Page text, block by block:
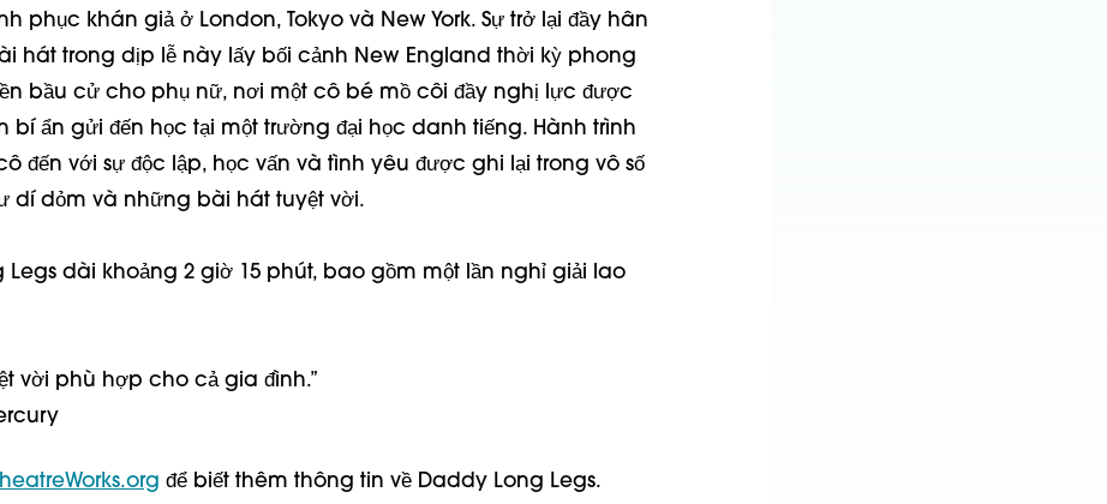
phục khán giả ở London, Tokyo và New York. Sự trở lại đầy hân
hát trong dịp lễ này lấy bối cảnh New England thời kỳ phong
bầu cử cho phụ nữ, nơi một cô bé mồ côi đầy nghị lực được
bí ẩn gửi đến học tại một trường đại học danh tiếng. Hành trình
đến với sự độc lập, học vấn và tình yêu được ghi lại trong vô số
dí dỏm và những bài hát tuyệt vời.
Legs dài khoảng 2 giờ 15 phút, bao gồm một lần nghỉ giải lao
vời phù hợp cho cả gia đình.”
TheatreWorks.org để biết thêm thông tin về Daddy Long Legs.